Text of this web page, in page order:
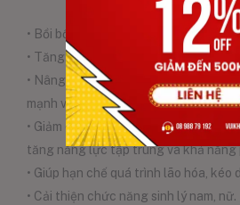
• Bồi bổ nguyên khí, tăng cường sinh
• Tăng cường chức năng gan, thận.
• Nâng cao sức đề kháng cho cơ
mạnh và tràn trề sức sống.
• Giảm căng thẳng, mệt mỏi kéo dài,
tăng năng lực tập trung và khả năng
• Giúp hạn chế quá trình lão hóa, kéo
• Cải thiện chức năng sinh lý nam, nữ.